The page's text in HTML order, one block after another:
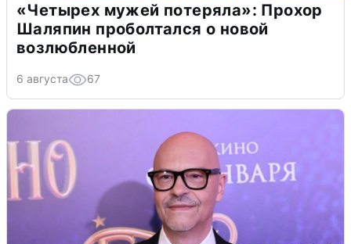
«Четырех мужей потеряла»: Прохор
Шаляпин проболтался о новой
возлюбленной
6 августа 67